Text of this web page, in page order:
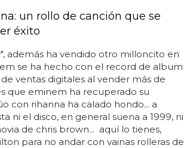
un rollo de canción que se
éxito
además ha vendido otro milloncito en
se ha hecho con el record de album
ventas digitales al vender más de
que eminem ha recuperado su
con rihanna ha calado hondo... a
ni el disco, en general suena a 1999, ni
de chris brown... aquí lo tienes,
para no andar con vainas rolleras de